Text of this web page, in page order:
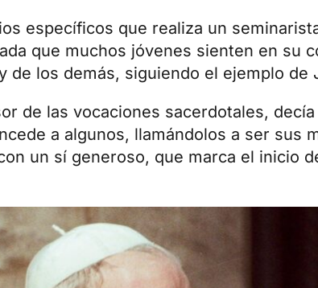
específicos que realiza un
que muchos jóvenes sienten en su
de los demás, siguiendo el ejemplo de
de las vocaciones sacerdotales,
a algunos, llamándolos a ser sus
un sí generoso, que marca el inicio